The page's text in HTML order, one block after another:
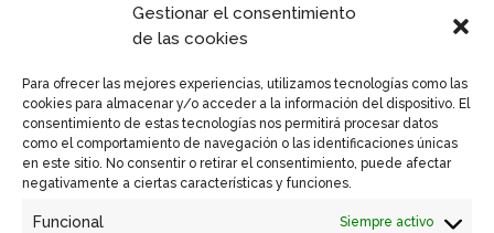
Gestionar el consentimiento
de las cookies
Para ofrecer las mejores experiencias, utilizamos tecnologías como las
cookies para almacenar y/o acceder a la información del dispositivo. El
consentimiento de estas tecnologías nos permitirá procesar datos
como el comportamiento de navegación o las identificaciones únicas
en este sitio. No consentir o retirar el consentimiento, puede afectar
negativamente a ciertas características y funciones.
Funcional Siempre activo
Política de privacidad
Enlaces Rápidos